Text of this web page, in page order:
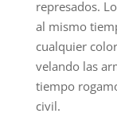
represados.
al mismo
cualquier
velando las
tiempo
civil.